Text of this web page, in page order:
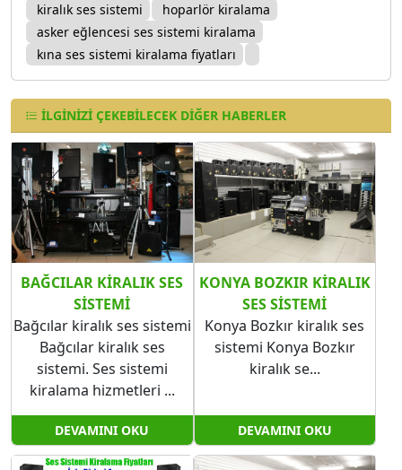
kiralık ses sistemi
hoparlör kiralama
asker eğlencesi ses sistemi kiralama
kına ses sistemi kiralama fiyatları
İLGINIZI ÇEKEBILECEK DIĞER HABERLER
BAĞCILAR KIRALIK SES
SISTEMI
Bağcılar kiralık ses sistemi
Bağcılar kiralık ses
sistemi. Ses sistemi
kiralama hizmetleri ...
DEVAMINI OKU
KONYA BOZKIR​​​​​​​ KIRALIK
SES SISTEMI
Konya Bozkır kiralık ses
sistemi Konya Bozkır​​​​​​​
kiralık se...
DEVAMINI OKU